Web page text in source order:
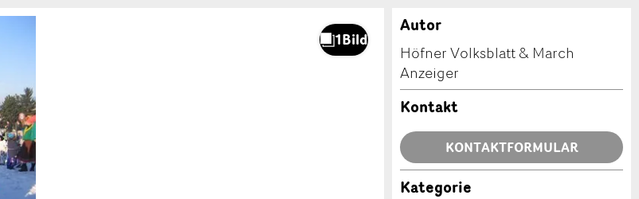
Autor
Höfner Volksblatt & March
Anzeiger
Kontakt
KONTAKTFORMULAR
Kategorie